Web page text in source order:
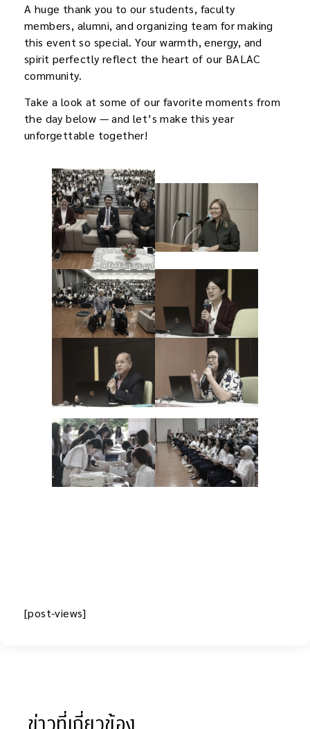
A huge thank you to our students, faculty
members, alumni, and organizing team for making
this event so special. Your warmth, energy, and
spirit perfectly reflect the heart of our BALAC
community.
Take a look at some of our favorite moments from
the day below — and let’s make this year
unforgettable together!
[post-views]